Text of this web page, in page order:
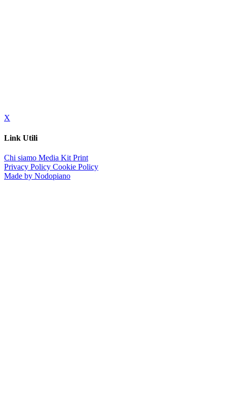
X
Link Utili
Chi siamo Media Kit Print
Privacy Policy Cookie Policy
Made by Nodopiano